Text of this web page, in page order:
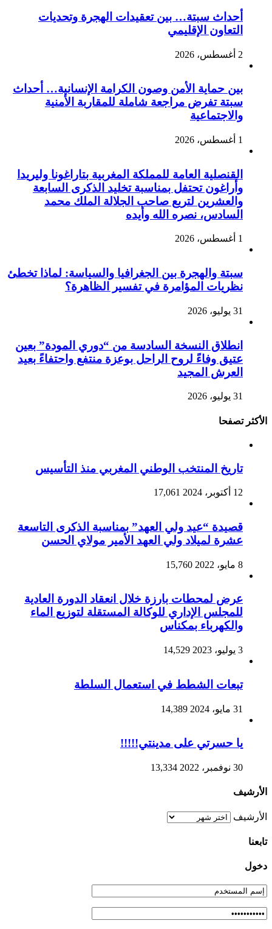
أحداث سبتة… بين تعقيدات الهجرة وتحديات
التعاون الإقليمي
2 أغسطس، 2026
بين حماية الأمن وصون الكرامة الإنسانية… أحداث
سبتة تفرض مراجعة شاملة للمقاربة الأمنية
والاجتماعية
1 أغسطس، 2026
القنصلية العامة للمملكة المغربية بتاراغونا وليريدا
وأراغون تحتفل بمناسبة تخليد الذكرى السابعة
والعشرين لتربع صاحب الجلالة الملك محمد
السادس، نصره الله وأيده
1 أغسطس، 2026
سبتة والهجرة بين الجغرافيا والسياسة: لماذا تخطئ
نظريات المؤامرة في تفسير الظاهرة؟
31 يوليو، 2026
انطلاق النسخة السادسة من “دوري المودة” بعين
عتيق وفاءً لروح الراحل بوعزة منتفع واحتفاءً بعيد
العرش المجيد
31 يوليو، 2026
الأكثر تصفحا
تاريخ المنتخب الوطني المغربي منذ التأسيس
12 أكتوبر، 2024 17,061
قصيدة “عيد ولي العهد” بمناسبة الذكرى التاسعة
عشرة لميلاد ولي العهد الأمير مولاي الحسن
8 مايو، 2022 15,760
عرض لمحطات بارزة خلال انعقاد الدورة العادية
للمجلس الإداري للوكالة المستقلة لتوزيع الماء
والكهرباء بمكناس
3 يوليو، 2023 14,529
تبعات الشطط في استعمال السلطة
31 مايو، 2024 14,389
يا حسرتي على مدينتي!!!!!
30 نوفمبر، 2022 13,334
الأرشيف
الأرشيف
تابعنا
دخول